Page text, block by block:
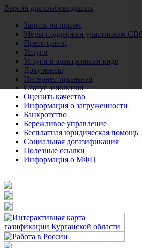
Версия для слабовидящих
Запись на прием
Меры поддержки участникам
Пресс-центр
Услуги
Услуги в электронном виде
Документы
Интернет-приемная
Статус заявления
Оценить качество
Информация о загруженности
Банкротство
Бережливое управление
Бесплатная юридическая помощь
Социальная догазификация
Полезные ссылки
Информация о МФЦ